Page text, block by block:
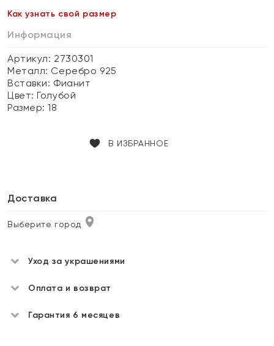
Как узнать свой размер
Информация
Артикул: 2730301
Металл: Серебро 925
Вставки: Фианит
Цвет:Голубой
Размер:18
В ИЗБРАННОЕ
Доставка
Выберите город
Уход за украшениями
Оплата и возврат
Гарантия 6 месяцев